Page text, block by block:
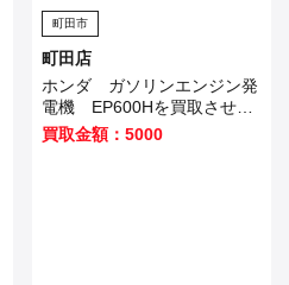
町田市
町田店
ホンダ ガソリンエンジン発
電機 EP600Hを買取させて
いただきました
買取金額：5000